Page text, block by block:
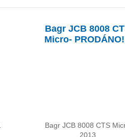
Bagr JCB 8008
Micro-
Bagr JCB 8008 CTS
2013